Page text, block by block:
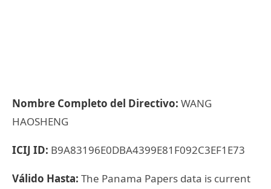
Nombre Completo del Directivo: WANG
HAOSHENG
ICIJ ID: B9A83196E0DBA4399E81F092C3EF1E73
Válido Hasta: The Panama Papers data is current